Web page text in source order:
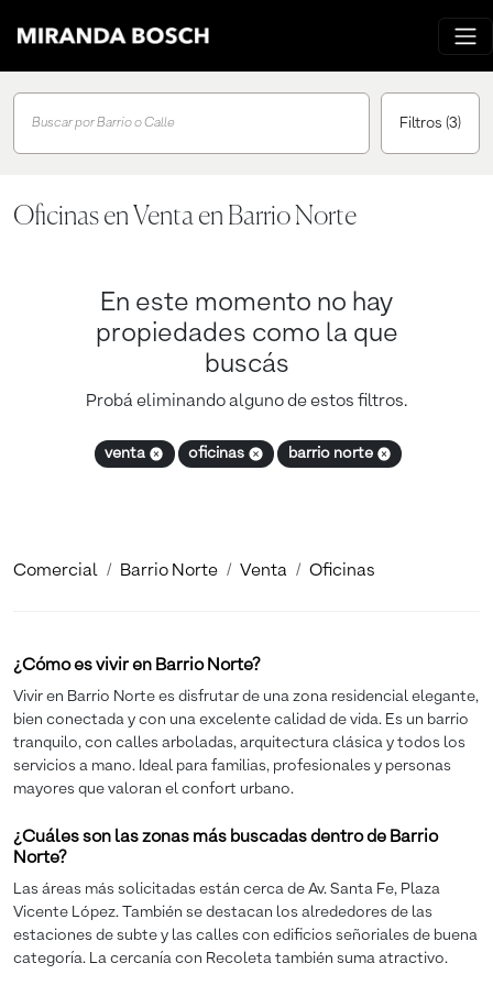
Buscar por Barrio o Calle Filtros (3)
Oficinas en Venta en Barrio Norte
En este momento no hay
propiedades como la que
buscás
Probá eliminando alguno de estos filtros.
venta oficinas barrio norte
Comercial Barrio Norte Venta Oficinas
¿Cómo es vivir en Barrio Norte?
Vivir en Barrio Norte es disfrutar de una zona residencial elegante,
bien conectada y con una excelente calidad de vida. Es un barrio
tranquilo, con calles arboladas, arquitectura clásica y todos los
servicios a mano. Ideal para familias, profesionales y personas
mayores que valoran el confort urbano.
¿Cuáles son las zonas más buscadas dentro de Barrio
Norte?
Las áreas más solicitadas están cerca de Av. Santa Fe, Plaza
Vicente López. También se destacan los alrededores de las
estaciones de subte y las calles con edificios señoriales de buena
categoría. La cercanía con Recoleta también suma atractivo.